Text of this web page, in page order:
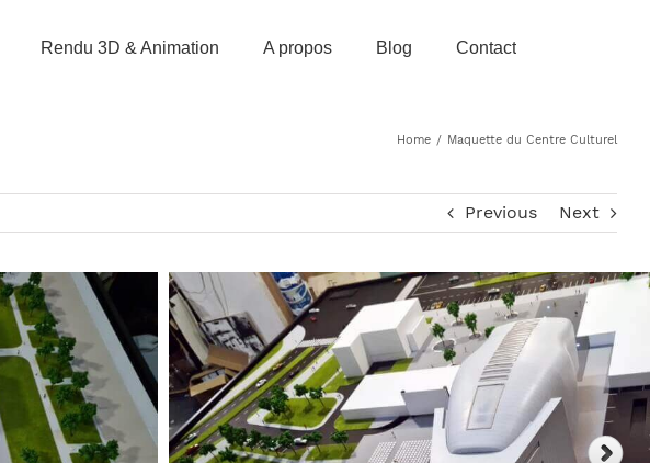
Rendu 3D & Animation A propos Blog Contact
Home / Maquette du Centre Culturel
Previous Next